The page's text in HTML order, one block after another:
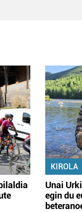
KIROLA
Unai
egin du